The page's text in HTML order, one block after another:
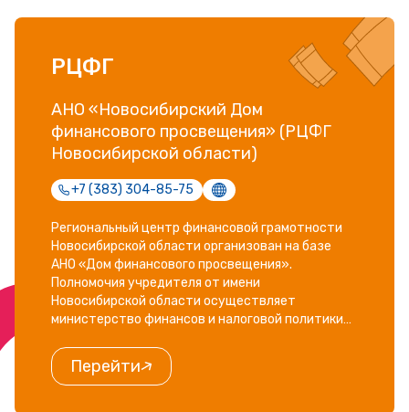
РЦФГ
АНО «Новосибирский Дом
финансового просвещения» (РЦФГ
Новосибирской области)
+7 (383) 304-85-75
Региональный центр финансовой грамотности
Новосибирской области организован на базе
АНО «Дом финансового просвещения».
Полномочия учредителя от имени
Новосибирской области осуществляет
министерство финансов и налоговой политики
Перейти